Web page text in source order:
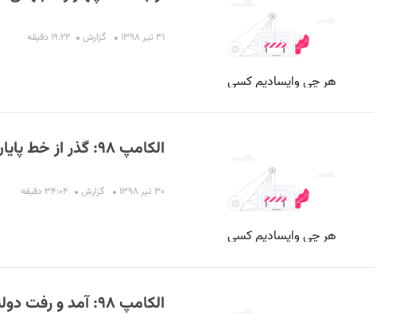
۳۱ تیر ۱۳۹۸ گزارش ۱۹:۲۲ دقیقه
الکامپ ۹۸: گذر از خط پایان
۳۰ تیر ۱۳۹۸ گزارش ۳۴:۰۴ دقیقه
الکامپ ۹۸: آمد و رفت دولتی‌ها